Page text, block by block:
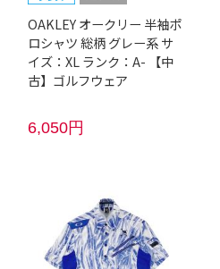
OAKLEY オークリー 半袖ポ
ロシャツ 総柄 グレー系 サ
イズ：XL ランク：A- 【中
古】ゴルフウェア
6,050円